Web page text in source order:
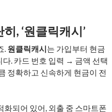
, ‘원클릭캐시’
. 원클릭캐시는 가입부터 현금
. 카드 번호 입력 → 금액 선택
정확하고 신속하게 현금이 전
화되어 있어, 외출 중 스마트폰